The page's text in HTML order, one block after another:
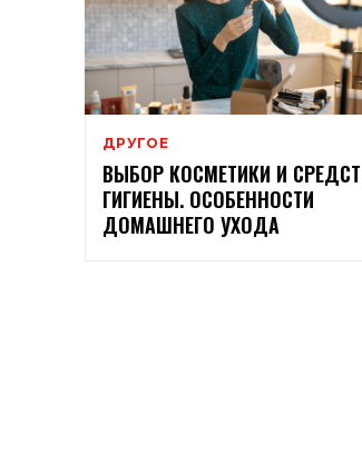
ДРУГОЕ
ВЫБОР КОСМЕТИКИ И
ГИГИЕНЫ. ОСОБЕННОСТИ
ДОМАШНЕГО УХОДА